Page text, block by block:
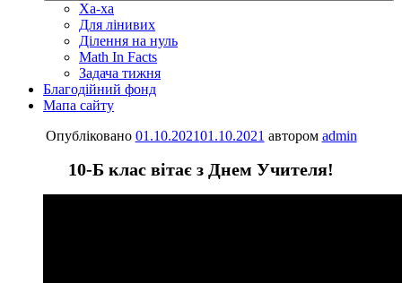
Ха-ха
Для лінивих
Ділення на нуль
Math In Facts
Задача тижня
Благодійний фонд
Мапа сайту
Опубліковано 01.10.202101.10.2021 автором admin
10-Б клас вітає з Днем Учителя!